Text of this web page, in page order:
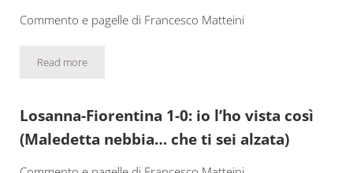
Commento e pagelle di Francesco Matteini
Read moreFiorentina-Udinese 5-1: io l’ho vista così (Goleada da prendere
Losanna-Fiorentina 1-0: io l’ho vista così
(Maledetta nebbia… che ti sei alzata)